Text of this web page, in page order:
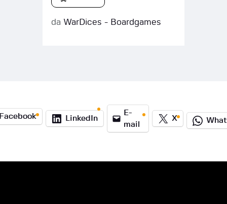
da WarDices - Boardgames
LinkedIn
E-
mail
X